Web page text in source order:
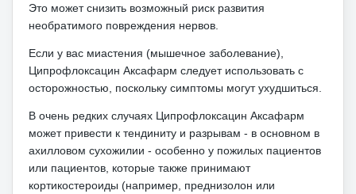
Это может снизить возможный риск развития
необратимого повреждения нервов.
Если у вас миастения (мышечное заболевание),
Ципрофлоксацин Аксафарм следует использовать с
осторожностью, поскольку симптомы могут ухудшиться.
В очень редких случаях Ципрофлоксацин Аксафарм
может привести к тендиниту и разрывам - в основном в
ахилловом сухожилии - особенно у пожилых пациентов
или пациентов, которые также принимают
кортикостероиды (например, преднизолон или